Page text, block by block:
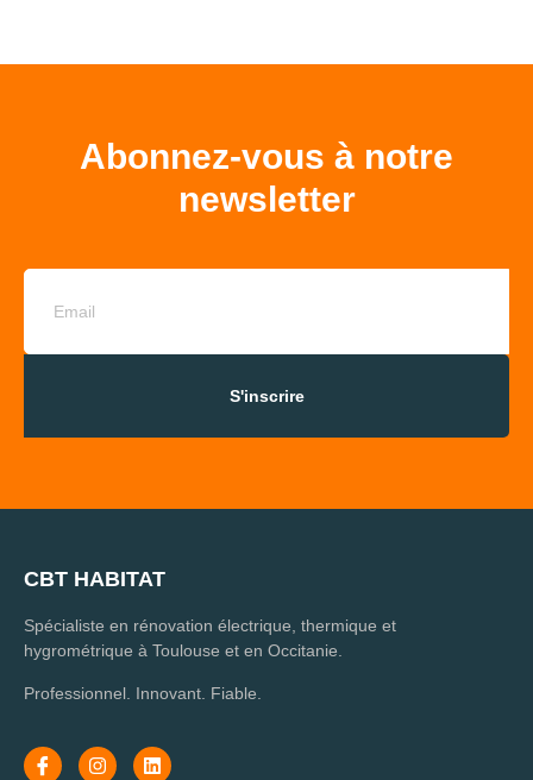
Abonnez-vous à notre
newsletter
S'inscrire
CBT HABITAT
Spécialiste en rénovation électrique, thermique et
hygrométrique à Toulouse et en Occitanie.
Professionnel. Innovant. Fiable.